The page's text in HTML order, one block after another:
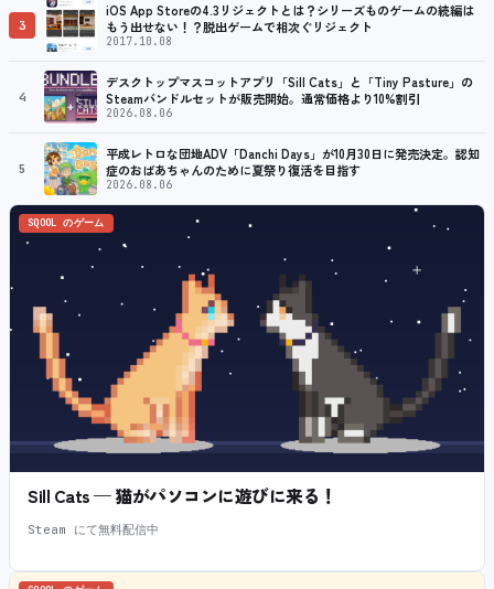
3
iOS App Storeの4.3リジェクトとは？シリーズものゲームの続編は
もう出せない！？脱出ゲームで相次ぐリジェクト
2017.10.08
4
デスクトップマスコットアプリ「Sill Cats」と「Tiny Pasture」の
Steamバンドルセットが販売開始。通常価格より10%割引
2026.08.06
5
平成レトロな団地ADV「Danchi Days」が10月30日に発売決定。認知
症のおばあちゃんのために夏祭り復活を目指す
2026.08.06
SQOOL のゲーム
Sill Cats — 猫がパソコンに遊びに来る！
Steam にて無料配信中